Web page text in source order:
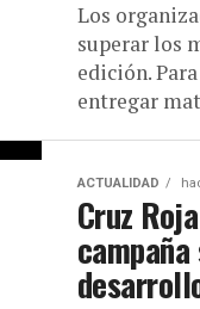
Los
superar los
edición.
entregar
ACTUALIDAD
Cruz